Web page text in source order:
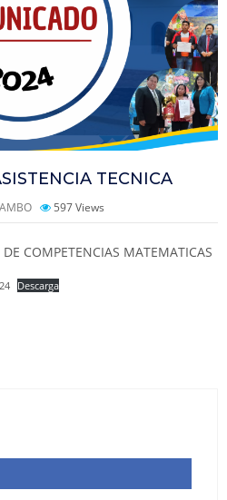
TECNICA
597Views
COMPETENCIAS MATEMATICAS
Descarga